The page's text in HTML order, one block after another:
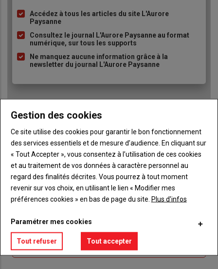
Liste
puce
Accédez à tous les articles du site L'Aurore
Paysanne
Consultez le journal L'Aurore Paysanne au format
numérique, sur tous les supports
Ne manquez aucune information grâce à la
newsletter du journal L'Aurore Paysanne
Sous-
titre
Vous êtes abonné(e)
TITRE IDENTIFIEZ-VOUS
Body
Connectez-vous à votre compte pour profiter
de votre abonnement
Lien
un
nouveau
compte"
Je m'inscrit
"Réinitialiser
mot
de
Lien
me
Je me connecte
Gestion des cookies
Ce site utilise des cookies pour garantir le bon fonctionnement
des services essentiels et de mesure d’audience. En cliquant sur
« Tout Accepter », vous consentez à l’utilisation de ces cookies
et au traitement de vos données à caractère personnel au
regard des finalités décrites. Vous pourrez à tout moment
revenir sur vos choix, en utilisant le lien « Modifier mes
préférences cookies » en bas de page du site. Plus d'infos
Paramétrer mes cookies
Tout refuser Tout accepter